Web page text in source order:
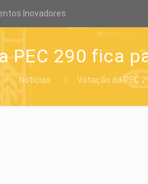
Inovadores
PEC 290 fica
Notícias Votação da PEC